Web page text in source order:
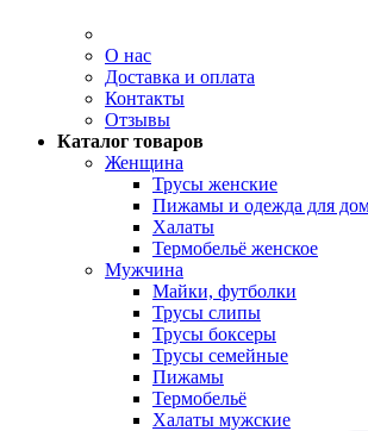
О нас
Доставка и оплата
Контакты
Отзывы
Каталог товаров
Женщина
Трусы женские
Пижамы и одежда для
Халаты
Термобельё женское
Мужчина
Майки, футболки
Трусы слипы
Трусы боксеры
Трусы семейные
Пижамы
Термобельё
Халаты мужские